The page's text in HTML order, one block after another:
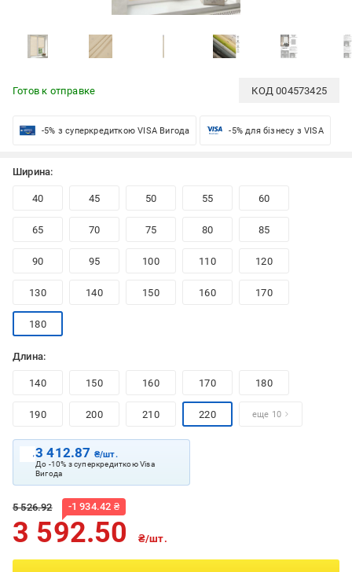
Готов к отправке КОД004573425
-5% з суперкредиткою VISA Вигода -5% для бізнесу з VISA
Ширина:
40 45 50 55 60
65 70 75 80 85
90 95 100 110 120
130 140 150 160 170
180
Длина:
140 150 160 170 180
190 200 210 220 еще 10
3 412.87 ₴/шт.
До -10% з суперкредиткою Visa
Вигода
5 526.92 -1 934.42 ₴
3 592.50 ₴/шт.